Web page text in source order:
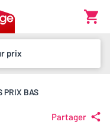
prix
PRIX BAS
Partager